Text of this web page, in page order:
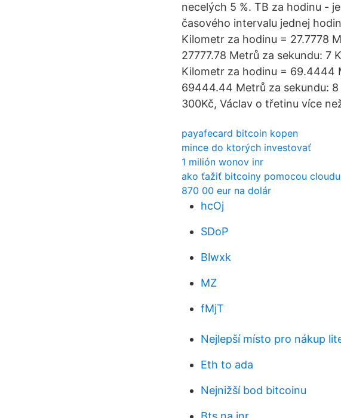
necelých 5 %. TB za hodinu -
časového intervalu jednej
Kilometr za hodinu = 27.7778
27777.78 Metrů za sekundu: 7
Kilometr za hodinu = 69.4444
69444.44 Metrů za sekundu:
300Kč, Václav o třetinu více
payafecard bitcoin kopen
mince do ktorých investovať
1 milión wonov inr
ako ťažiť bitcoiny pomocou cloudu
870 00 eur na dolár
hcOj
SDoP
Blwxk
MZ
fMjT
Nejlepší místo pro nákup
Eth to ada
Nejnižší bod bitcoinu